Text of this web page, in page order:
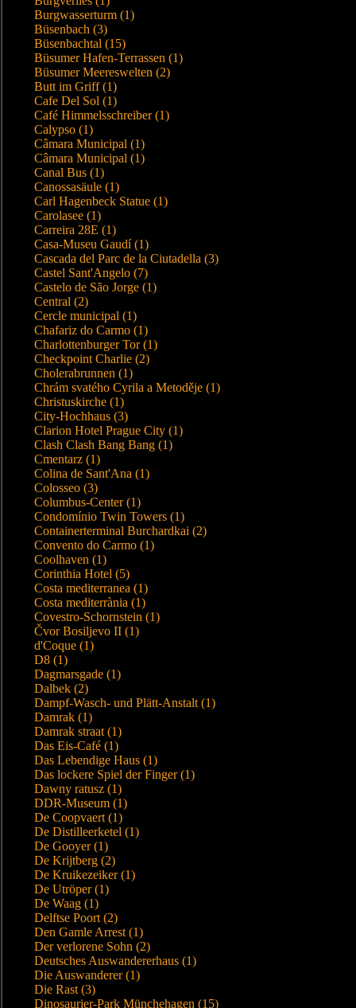
Burgwasserturm (1)
Büsenbach (3)
Büsenbachtal (15)
Büsumer Hafen-Terrassen (1)
Büsumer Meereswelten (2)
Butt im Griff (1)
Cafe Del Sol (1)
Café Himmelsschreiber (1)
Calypso (1)
Câmara Municipal (1)
Câmara Municipal (1)
Canal Bus (1)
Canossasäule (1)
Carl Hagenbeck Statue (1)
Carolasee (1)
Carreira 28E (1)
Casa-Museu Gaudí (1)
Cascada del Parc de la Ciutadella (3)
Castel Sant'Angelo (7)
Castelo de São Jorge (1)
Central (2)
Cercle municipal (1)
Chafariz do Carmo (1)
Charlottenburger Tor (1)
Checkpoint Charlie (2)
Cholerabrunnen (1)
Chrám svatého Cyrila a Metoděje (1)
Christuskirche (1)
City-Hochhaus (3)
Clarion Hotel Prague City (1)
Clash Clash Bang Bang (1)
Cmentarz (1)
Colina de Sant'Ana (1)
Colosseo (3)
Columbus-Center (1)
Condomínio Twin Towers (1)
Containerterminal Burchardkai (2)
Convento do Carmo (1)
Coolhaven (1)
Corinthia Hotel (5)
Costa mediterranea (1)
Costa mediterrània (1)
Covestro-Schornstein (1)
Čvor Bosiljevo II (1)
d'Coque (1)
D8 (1)
Dagmarsgade (1)
Dalbek (2)
Dampf-Wasch- und Plätt-Anstalt (1)
Damrak (1)
Damrak straat (1)
Das Eis-Café (1)
Das Lebendige Haus (1)
Das lockere Spiel der Finger (1)
Dawny ratusz (1)
DDR-Museum (1)
De Coopvaert (1)
De Distilleerketel (1)
De Gooyer (1)
De Krijtberg (2)
De Kruikezeiker (1)
De Utröper (1)
De Waag (1)
Delftse Poort (2)
Den Gamle Arrest (1)
Der verlorene Sohn (2)
Deutsches Auswandererhaus (1)
Die Auswanderer (1)
Die Rast (3)
Dinosaurier-Park Münchehagen (15)